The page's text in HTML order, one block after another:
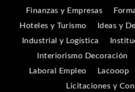
Finanzas y Empresas
Hoteles y Turismo
Ideas y
Industrial y Logística
Interiorismo Decoración
Laboral Empleo
Lacooop
Licitaciones y